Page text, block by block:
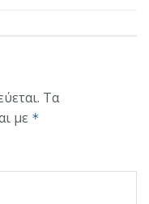
Τα
με *